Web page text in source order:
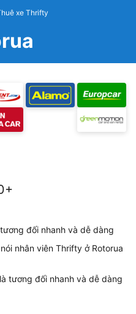
xe Thrifty
đối nhanh và dễ dàng
nhân viên Thrifty ở Rotorua
tương đối nhanh và dễ dàng